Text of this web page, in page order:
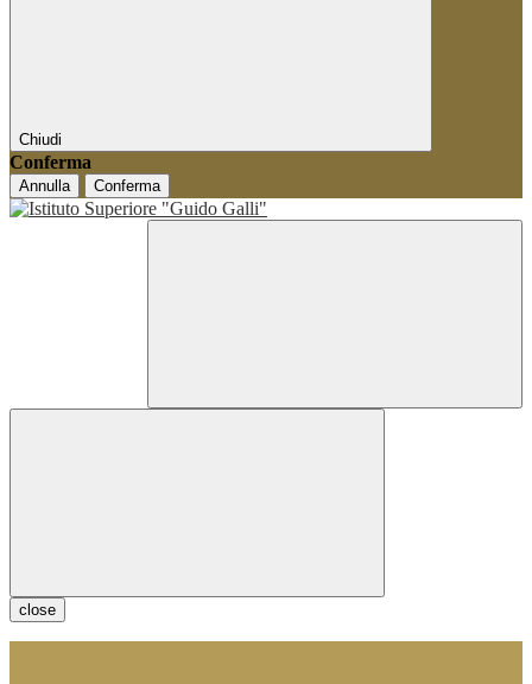
Chiudi
Conferma
Annulla Conferma
close